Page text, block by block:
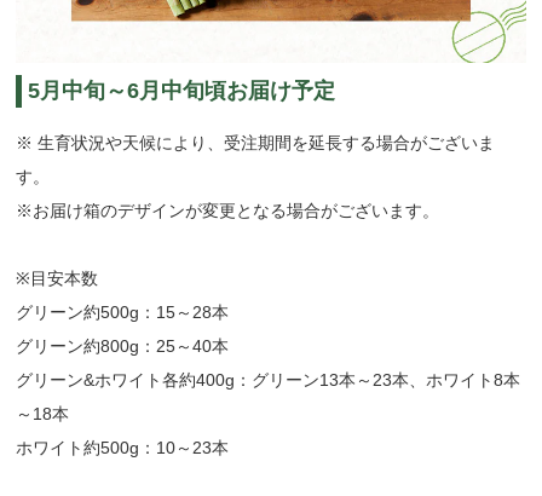
5月中旬～6月中旬頃お届け予定
※ 生育状況や天候により、受注期間を延長する場合がございま
す。
※お届け箱のデザインが変更となる場合がございます。
※目安本数
グリーン約500g：15～28本
グリーン約800g：25～40本
グリーン&ホワイト各約400g：グリーン13本～23本、ホワイト8本
～18本
ホワイト約500g：10～23本